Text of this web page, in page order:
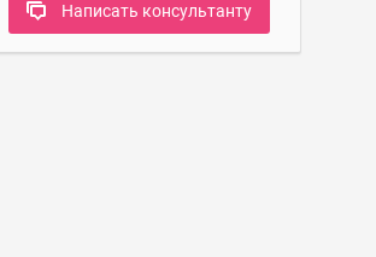
Написать консультанту